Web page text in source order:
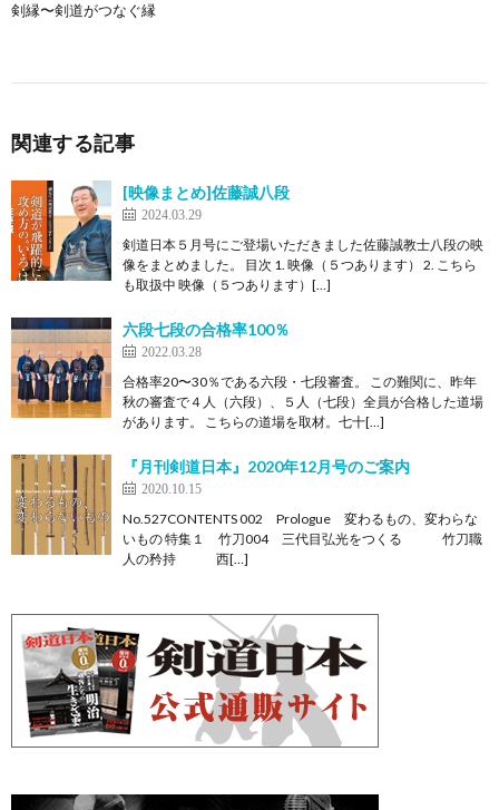
剣縁〜剣道がつなぐ縁
関連する記事
[映像まとめ]佐藤誠八段
2024.03.29
剣道日本５月号にご登場いただきました佐藤誠教士八段の映
像をまとめました。 目次 1. 映像（５つあります） 2. こちら
も取扱中 映像（５つあります）[…]
六段七段の合格率100％
2022.03.28
合格率20〜30％である六段・七段審査。 この難関に、昨年
秋の審査で４人（六段）、５人（七段）全員が合格した道場
があります。 こちらの道場を取材。七十[…]
『月刊剣道日本』2020年12月号のご案内
2020.10.15
No.527CONTENTS 002 Prologue 変わるもの、変わらな
いもの 特集１ 竹刀004 三代目弘光をつくる 竹刀職
人の矜持 西[…]